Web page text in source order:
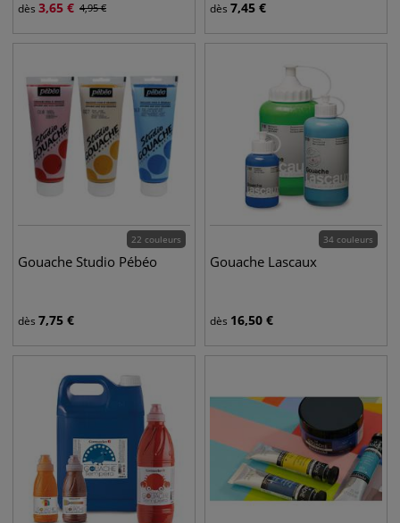
dès 3,65 € 4,95€ dès 7,45 €
22 couleurs
Gouache Studio Pébéo
dès 7,75 €
34 couleurs
Gouache Lascaux
dès 16,50 €